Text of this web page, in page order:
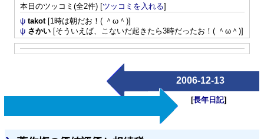
本日のツッコミ(全2件) [ツッコミを入れる]
ψ takot[1時は朝だお！( ＾ω＾)]
ψ さかい[そういえば、こないだ起きたら3時だったお！( ＾ω＾)]
2006-12-13
[長年日記]